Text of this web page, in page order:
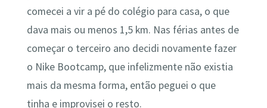
comecei a vir a pé do colégio para casa, o que
dava mais ou menos 1,5 km. Nas férias antes de
começar o terceiro ano decidi novamente fazer
o Nike Bootcamp, que infelizmente não existia
mais da mesma forma, então peguei o que
tinha e improvisei o resto.